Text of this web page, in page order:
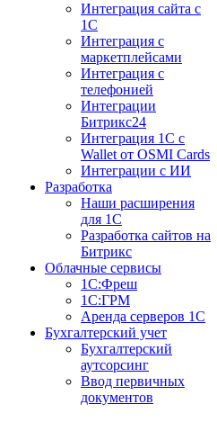
Интеграция сайта с
1С
Интеграция с
маркетплейсами
Интеграция с
телефонией
Интеграции
Битрикс24
Интеграция 1С с
Wallet от OSMI Cards
Интеграции с ИИ
Разработка
Наши расширения
для 1С
Разработка сайтов на
Битрикс
Облачные сервисы
1С:Фреш
1С:ГРМ
Аренда серверов 1С
Бухгалтерский учет
Бухгалтерский
аутсорсинг
Ввод первичных
документов